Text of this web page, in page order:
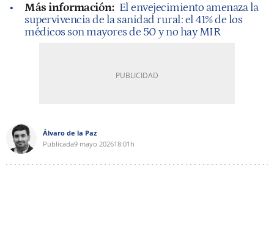
Más información: El envejecimiento amenaza la
supervivencia de la sanidad rural: el 41% de los
médicos son mayores de 50 y no hay MIR
Álvaro de la Paz
Publicada9 mayo 202618:01h